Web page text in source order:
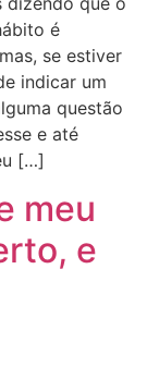
é
se estiver
indicar um
questão
e até
[…]
meu
e